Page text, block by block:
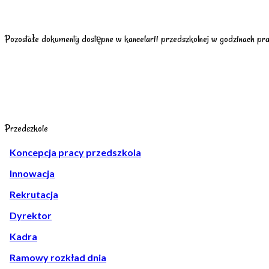
Pozostałe dokumenty dostępne w kancelarii przedszkolnej w godzinach
Przedszkole
Koncepcja pracy przedszkola
Innowacja
Rekrutacja
Dyrektor
Kadra
Ramowy rozkład dnia